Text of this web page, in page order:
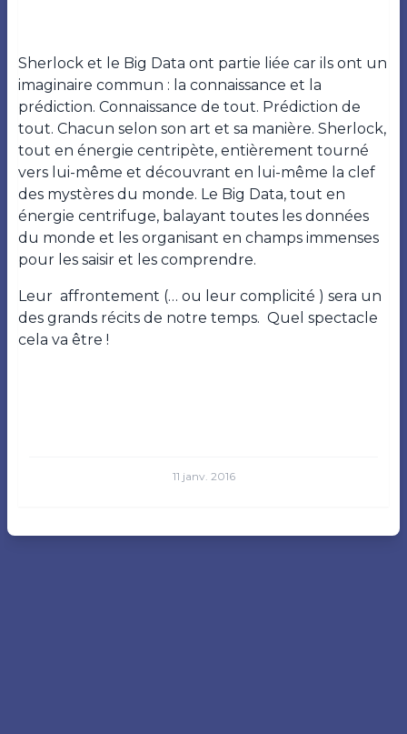
Sherlock et le Big Data ont partie liée car ils ont un
imaginaire commun : la connaissance et la
prédiction. Connaissance de tout. Prédiction de
tout. Chacun selon son art et sa manière. Sherlock,
tout en énergie centripète, entièrement tourné
vers lui-même et découvrant en lui-même la clef
des mystères du monde. Le Big Data, tout en
énergie centrifuge, balayant toutes les données
du monde et les organisant en champs immenses
pour les saisir et les comprendre.
Leur affrontement (… ou leur complicité ) sera un
des grands récits de notre temps. Quel spectacle
cela va être !
11 janv. 2016